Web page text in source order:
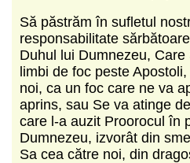
Să păstrăm în sufletul
responsabilitate
Duhul lui Dumnezeu,
limbi de foc peste
noi, ca un foc care ne va
aprins, sau Se va atinge
care l-a auzit Proorocul în
Dumnezeu, izvorât din
Sa cea către noi, din